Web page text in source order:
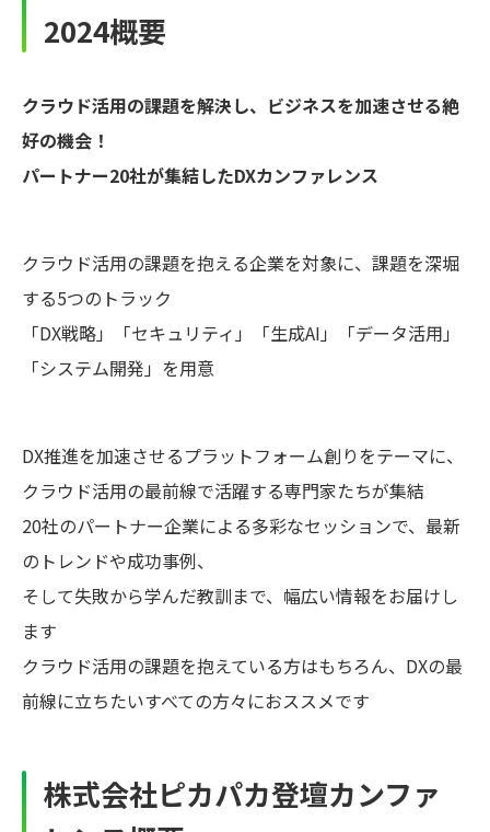
2024概要
クラウド活用の課題を解決し、ビジネスを加速させる絶
好の機会！
パートナー20社が集結したDXカンファレンス
クラウド活用の課題を抱える企業を対象に、課題を深堀
する5つのトラック
「DX戦略」「セキュリティ」「生成AI」「データ活用」
「システム開発」を用意
DX推進を加速させるプラットフォーム創りをテーマに、
クラウド活用の最前線で活躍する専門家たちが集結
20社のパートナー企業による多彩なセッションで、最新
のトレンドや成功事例、
そして失敗から学んだ教訓まで、幅広い情報をお届けし
ます
クラウド活用の課題を抱えている方はもちろん、DXの最
前線に立ちたいすべての方々におススメです
株式会社ピカパカ登壇カンファ